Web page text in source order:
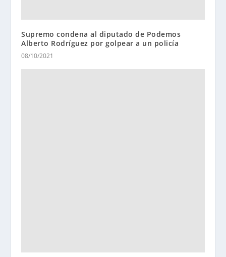
Supremo condena al diputado de Podemos
Alberto Rodríguez por golpear a un policía
08/10/2021